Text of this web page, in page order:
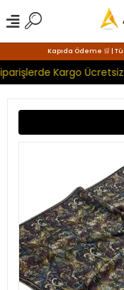
Kapıda Ödeme 🛒 |
Kargo Ücretsiz!